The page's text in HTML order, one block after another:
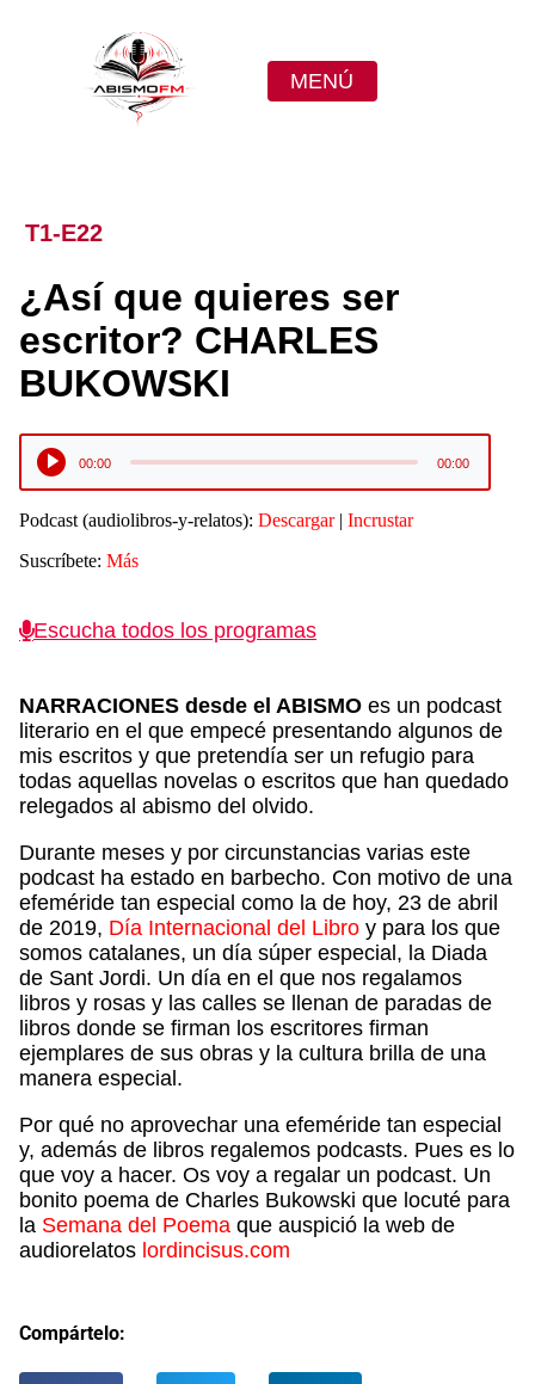
MENÚ
T1-E22
¿Así que quieres ser
escritor? CHARLES
BUKOWSKI
Reproductor
audio
00:00 00:00
Podcast (audiolibros-y-relatos): Descargar| Incrustar
Suscríbete: Más
Escucha todos los programas
NARRACIONES desde el ABISMO es un podcast
literario en el que empecé presentando algunos de
mis escritos y que pretendía ser un refugio para
todas aquellas novelas o escritos que han quedado
relegados al abismo del olvido.
Durante meses y por circunstancias varias este
podcast ha estado en barbecho. Con motivo de una
efeméride tan especial como la de hoy, 23 de abril
de 2019, Día Internacional del Libro y para los que
somos catalanes, un día súper especial, la Diada
de Sant Jordi. Un día en el que nos regalamos
libros y rosas y las calles se llenan de paradas de
libros donde se firman los escritores firman
ejemplares de sus obras y la cultura brilla de una
manera especial.
Por qué no aprovechar una efeméride tan especial
y, además de libros regalemos podcasts. Pues es lo
que voy a hacer. Os voy a regalar un podcast. Un
bonito poema de Charles Bukowski que locuté para
la Semana del Poema que auspició la web de
audiorelatos lordincisus.com
Compártelo: